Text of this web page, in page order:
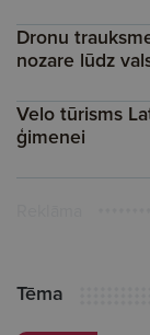
Dronu
nozare lūdz
Velo tūrisms
ģimenei
Tēma